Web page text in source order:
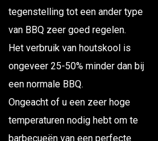
tegenstelling tot een ander type
van BBQ zeer goed regelen.
Het verbruik van houtskool is
ongeveer 25-50% minder dan bij
een normale BBQ.
Ongeacht of u een zeer hoge
temperaturen nodig hebt om te
barbecueën van een perfecte